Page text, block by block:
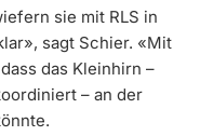
sie mit RLS in
sagt Schier. «Mit
das Kleinhirn –
– an der